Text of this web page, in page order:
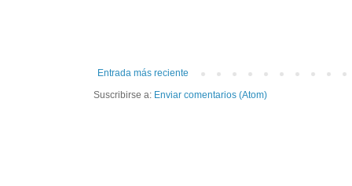
Entrada más reciente
Suscribirse a: Enviar comentarios (Atom)